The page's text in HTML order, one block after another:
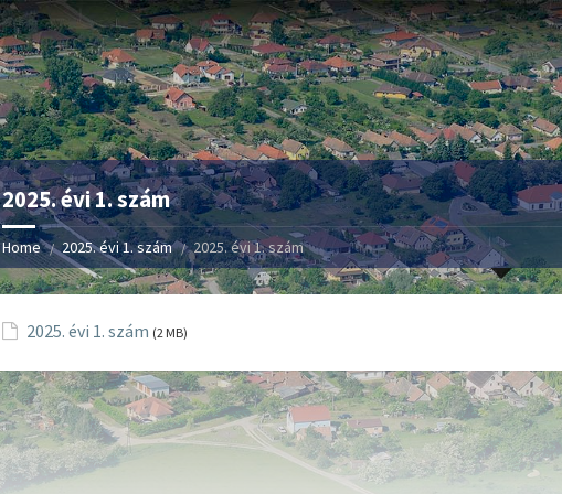
2025. évi 1. szám
Home 2025. évi 1. szám 2025. évi 1. szám
2025. évi 1. szám (2 MB)